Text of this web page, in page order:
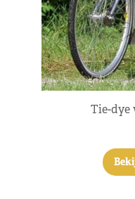
Tie-dye